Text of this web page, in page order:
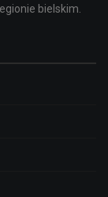
bielskim.